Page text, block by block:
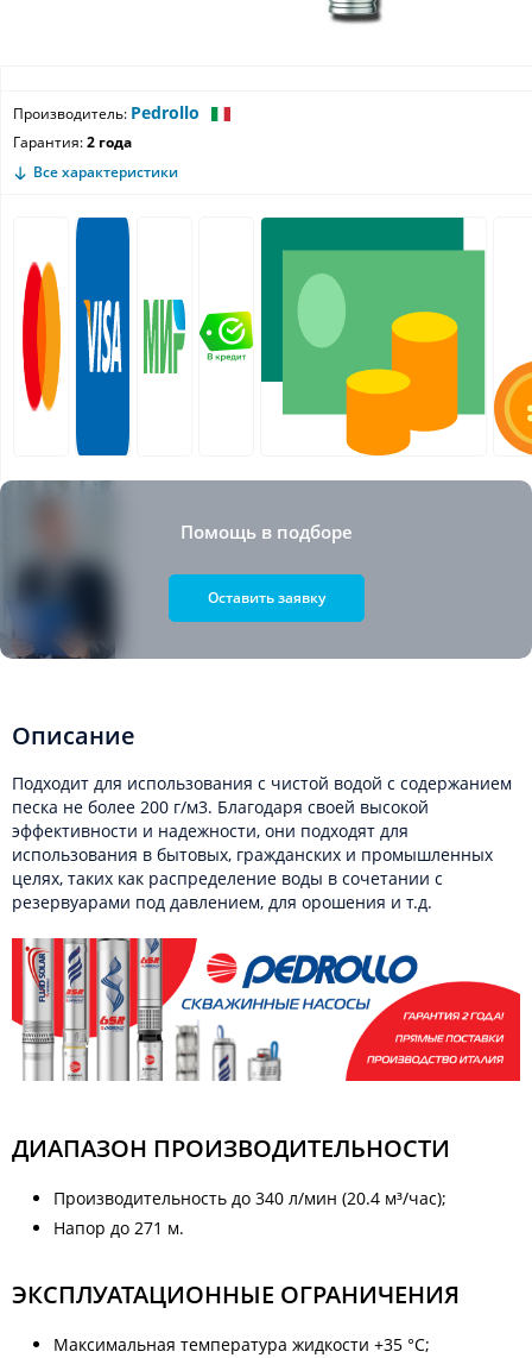
Производитель: Pedrollo
Гарантия:2 года
Все характеристики
Помощь в подборе
Оставить заявку
Описание
Подходит для использования с чистой водой с содержанием
песка не более 200 г/м3. Благодаря своей высокой
эффективности и надежности, они подходят для
использования в бытовых, гражданских и промышленных
целях, таких как распределение воды в сочетании с
резервуарами под давлением, для орошения и т.д.
ДИАПАЗОН ПРОИЗВОДИТЕЛЬНОСТИ
Производительность до 340 л/мин (20.4 м³/час);
Напор до 271 м.
ЭКСПЛУАТАЦИОННЫЕ ОГРАНИЧЕНИЯ
Максимальная температура жидкости +35 °C;